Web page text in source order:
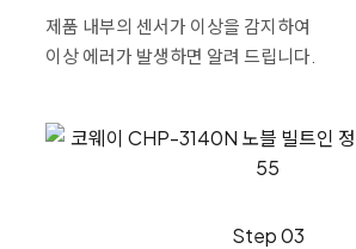
제품 내부의 센서가 이상을 감지하여
이상 에러가 발생하면 알려 드립니다.
Step 03